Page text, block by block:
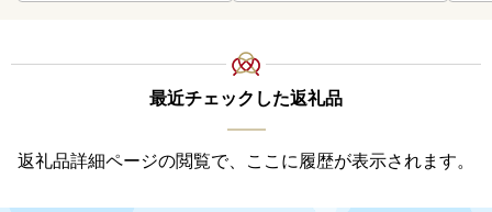
最近チェックした返礼品
返礼品詳細ページの閲覧で、ここに履歴が表示されます。